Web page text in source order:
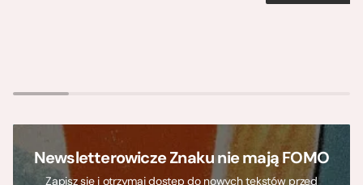
Newsletterowicze Znaku nie mają FOMO
Zapisz się i otrzymaj dostęp do nowych tekstów przed